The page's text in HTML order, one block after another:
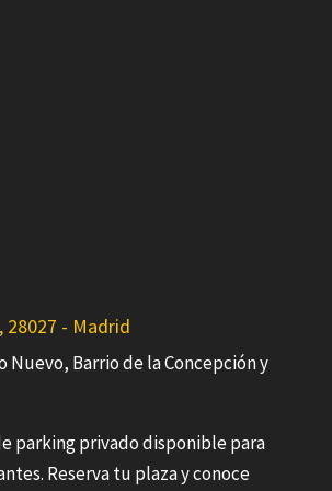
28027 - Madrid
Nuevo, Barrio de la Concepción y
parking privado disponible para
Reserva tu plaza y conoce